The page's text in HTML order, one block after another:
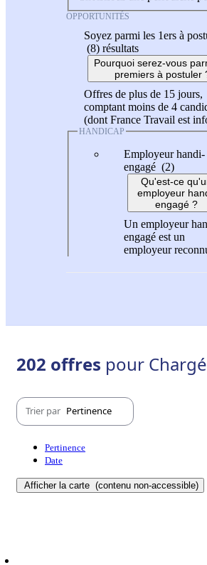
OPPORTUNITÉS
Soyez parmi les 1ers à
(8) résultats
Pourquoi serez-vous
premiers à postuler
Offres de plus de 15 jours,
comptant moins de 4
(dont France Travail est
HANDICAP
Employeur handi-
engagé (2)
Qu'est-ce
employeur
engagé ?
Un employeur
engagé est un
employeur
202 offres pour
Trier par Pertinence
Pertinence
Date
Afficher la carte (contenu non-accessible)